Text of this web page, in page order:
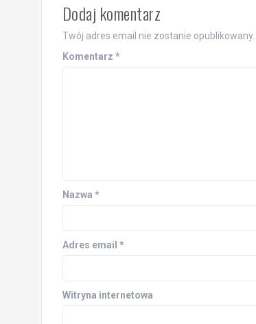
Dodaj komentarz
Twój adres email nie zostanie opublikowany.
Komentarz *
Nazwa *
Adres email *
Witryna internetowa